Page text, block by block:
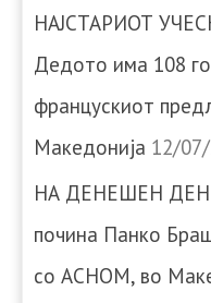
НАЈСТАРИОТ
Дедото има 108
францускиот
Македонија 12/
НА ДЕНЕШЕН ДЕН:
почина Панко
со АСНОМ, во